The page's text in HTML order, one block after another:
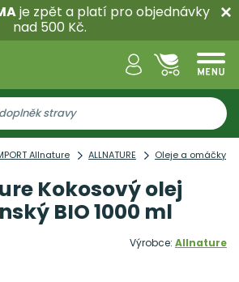
je zpět a platí pro objednávky
nad 500 Kč.
Allnature ALLNATURE Oleje a omáčky
Kokosový olej
BIO 1000 ml
Výrobce: Allnature